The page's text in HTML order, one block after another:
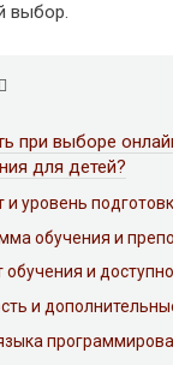
выбор.
при выборе
для детей?
и уровень
обучения и
и
и